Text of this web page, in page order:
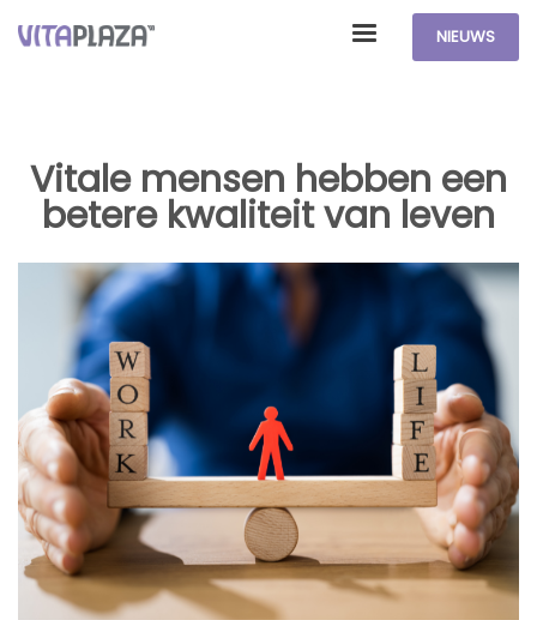
NIEUWS
Vitale mensen hebben een
betere kwaliteit van leven